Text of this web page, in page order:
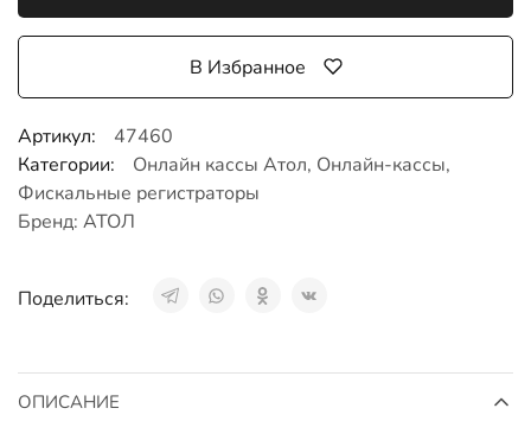
В Избранное
Артикул:
47460
Категории:
Онлайн кассы Атол, Онлайн-кассы,
Фискальные регистраторы
Бренд: АТОЛ
Поделиться:
ОПИСАНИЕ